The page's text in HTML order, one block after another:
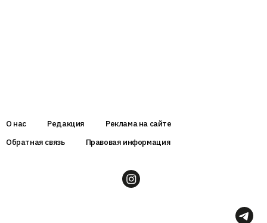
О нас Редакция
Реклама на сайте
Обратная связь
Правовая информация